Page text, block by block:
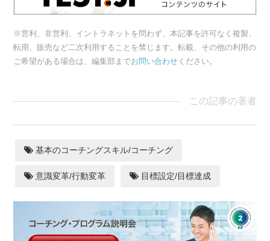
※営利、非営利、イントラネットを問わず、本記事を許可なく複製、
転用、販売など二次利用することを禁じます。転載、その他の利用の
ご希望がある場合は、編集部までお問い合わせ ください。
この記事の著者
基本のコーチングスキル/コーチング
意識変革/行動変革 目標設定/目標達成